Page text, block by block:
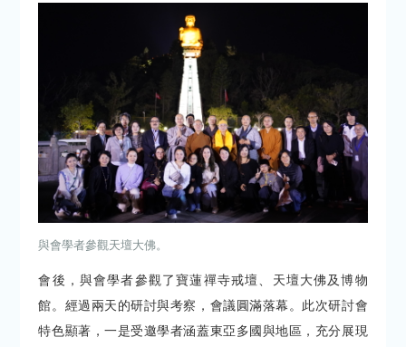
與會學者參觀天壇大佛。
會後，與會學者參觀了寶蓮禪寺戒壇、天壇大佛及博物
館。經過兩天的研討與考察，會議圓滿落幕。此次研討會
特色顯著，一是受邀學者涵蓋東亞多國與地區，充分展現